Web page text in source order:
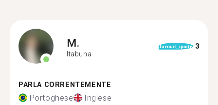
M.
Itabuna
format_quote 3
PARLA CORRENTEMENTE
Portoghese Inglese